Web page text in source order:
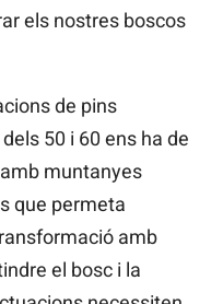
els nostres boscos
de pins
50 i 60 ens ha de
muntanyes
que permeta
amb
el bosc i la